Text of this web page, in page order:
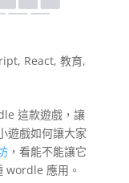
, React, 教育,
這款遊戲，讓
遊戲如何讓大家
，看能不能讓它
wordle 應用。